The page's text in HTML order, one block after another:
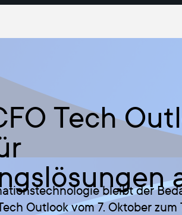
Tech
bleibt der
Outlook vom 7. Oktober